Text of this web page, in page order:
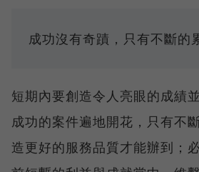
成功沒有奇蹟，只有不斷的
短期內要創造令人亮眼的成績
成功的案件遍地開花，只有不
造更好的服務品質才能辦到；